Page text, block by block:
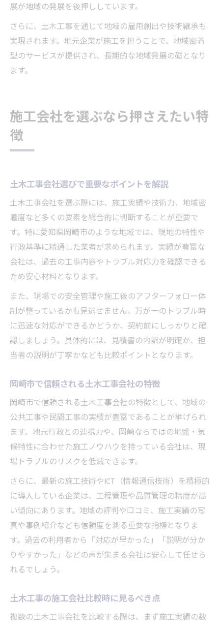
展が地域の発展を後押ししています。
さらに、土木工事を通じて地域の雇用創出や技術継承も
実現されます。地元企業が施工を担うことで、地域密着
型のサービスが提供され、長期的な地域発展の礎となり
ます。
施工会社を選ぶなら押さえたい特
徴
土木工事会社選びで重要なポイントを解説
土木工事会社を選ぶ際には、施工実績や技術力、地域密
着度など多くの要素を総合的に判断することが重要で
す。特に愛知県岡崎市のような地域では、現地の特性や
行政基準に精通した業者が求められます。実績が豊富な
会社は、過去の工事内容やトラブル対応力を確認できる
ため安心材料となります。
また、現場での安全管理や施工後のアフターフォロー体
制が整っているかも見逃せません。万が一のトラブル時
に迅速な対応ができるかどうか、契約前にしっかりと確
認しましょう。具体的には、見積書の内訳が明確か、担
当者の説明が丁寧かなども比較ポイントとなります。
岡崎市で信頼される土木工事会社の特徴
岡崎市で信頼される土木工事会社の特徴として、地域の
公共工事や民間工事の実績が豊富であることが挙げられ
ます。地元行政との連携力や、岡崎ならではの地盤・気
候特性に合わせた施工ノウハウを持っている会社は、現
場トラブルのリスクを低減できます。
さらに、最新の施工技術やICT（情報通信技術）を積極的
に導入している企業は、工程管理や品質管理の精度が高
い傾向にあります。地域の評判や口コミ、施工実績の写
真や事例紹介なども信頼度を測る重要な指標となりま
す。過去の利用者から「対応が早かった」「説明が分か
りやすかった」などの声が集まる会社は安心して任せら
れるでしょう。
土木工事の施工会社比較時に見るべき点
複数の土木工事会社を比較する際は、まず施工実績の数